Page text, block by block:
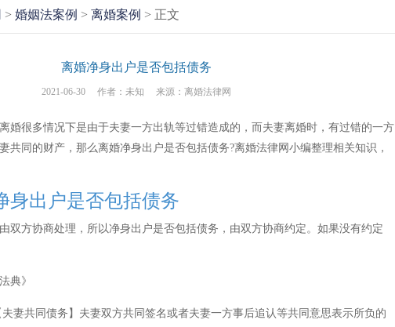
> 婚姻法案例 > 离婚案例 > 正文
离婚净身出户是否包括债务
2021-06-30 作者：未知 来源：离婚法律网
很多情况下是由于夫妻一方出轨等过错造成的，而夫妻离婚时，有过错的一方
共同的财产，那么离婚净身出户是否包括债务?离婚法律网小编整理相关知识，
出户是否包括债务
双方协商处理，所以净身出户是否包括债务，由双方协商约定。如果没有约定
典》
共同债务】夫妻双方共同签名或者夫妻一方事后追认等共同意思表示所负的